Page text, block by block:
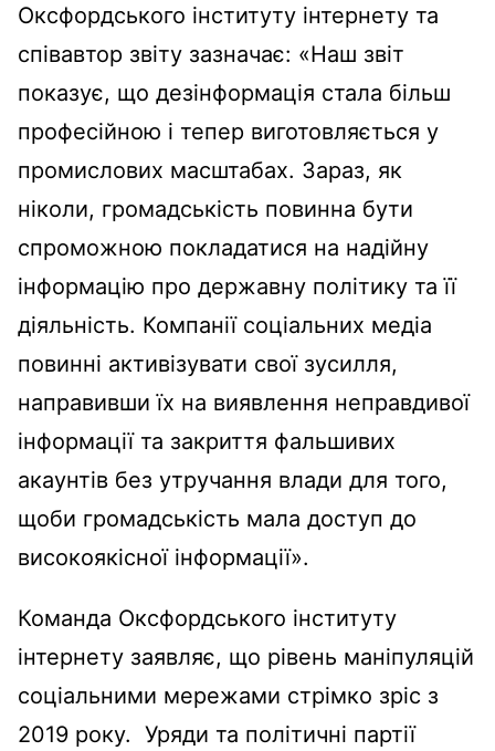
Оксфордського інституту інтернету та
співавтор звіту зазначає: «Наш звіт
показує, що дезінформація стала більш
професійною і тепер виготовляється у
промислових масштабах. Зараз, як
ніколи, громадськість повинна бути
спроможною покладатися на надійну
інформацію про державну політику та її
діяльність. Компанії соціальних медіа
повинні активізувати свої зусилля,
направивши їх на виявлення неправдивої
інформації та закриття фальшивих
акаунтів без утручання влади для того,
щоби громадськість мала доступ до
високоякісної інформації».
Команда Оксфордського інституту
інтернету заявляє, що рівень маніпуляцій
соціальними мережами стрімко зріс з
2019 року. Уряди та політичні партії